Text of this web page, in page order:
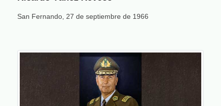
San Fernando, 27 de septiembre de 1966